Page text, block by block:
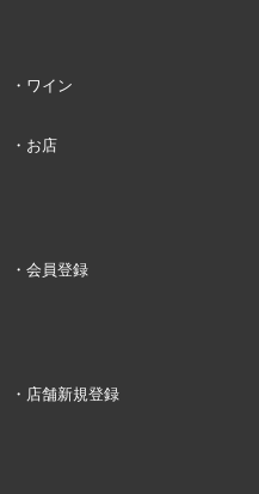
ワイン
お店
会員登録
店舗新規登録